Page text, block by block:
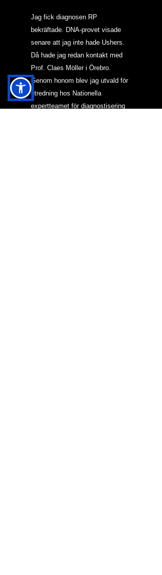
Jag fick diagnosen RP
bekräftade. DNA-provet visade
senare att jag inte hade Ushers.
Då hade jag redan kontakt med
Prof. Claes Möller i Örebro.
Genom honom blev jag utvald för
utredning hos Nationella
expertteamet för diagnostisering